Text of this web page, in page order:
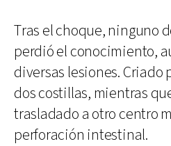
Tras el choque, ninguno
perdió el conocimiento,
diversas lesiones. Criado
dos costillas, mientras
trasladado a otro centro
perforación intestinal.